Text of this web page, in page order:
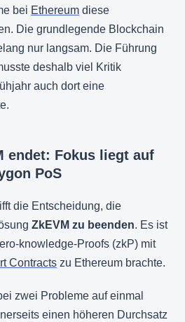
bei Ethereum diese
Die grundlegende Blockchain
nur langsam. Die Führung
deshalb viel Kritik
auch dort eine
endet: Fokus liegt auf
PoS
die Entscheidung, die
ZkEVM zu beenden. Es ist
knowledge-Proofs (zkP) mit
Contracts zu Ethereum brachte.
zwei Probleme auf einmal
einen höheren Durchsatz